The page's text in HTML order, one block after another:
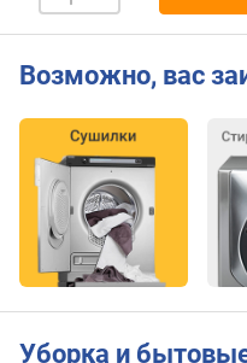
л
н
с
ь
(
г
/
м
)
Возможно, вас
Уборка и